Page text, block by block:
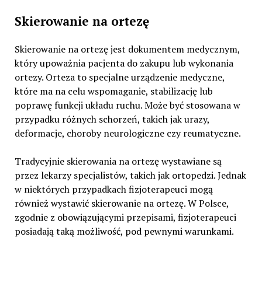
Skierowanie na ortezę
Skierowanie na ortezę jest dokumentem medycznym,
który upoważnia pacjenta do zakupu lub wykonania
ortezy. Orteza to specjalne urządzenie medyczne,
które ma na celu wspomaganie, stabilizację lub
poprawę funkcji układu ruchu. Może być stosowana w
przypadku różnych schorzeń, takich jak urazy,
deformacje, choroby neurologiczne czy reumatyczne.
Tradycyjnie skierowania na ortezę wystawiane są
przez lekarzy specjalistów, takich jak ortopedzi. Jednak
w niektórych przypadkach fizjoterapeuci mogą
również wystawić skierowanie na ortezę. W Polsce,
zgodnie z obowiązującymi przepisami, fizjoterapeuci
posiadają taką możliwość, pod pewnymi warunkami.